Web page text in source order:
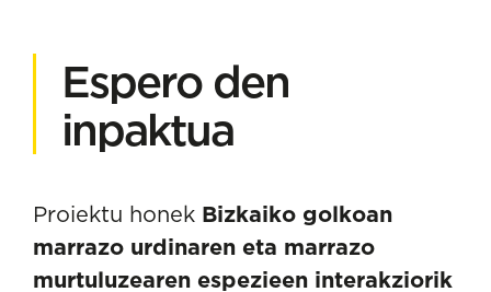
Espero den
inpaktua
Proiektu honek Bizkaiko golkoan
marrazo urdinaren eta marrazo
murtuluzearen espezieen interakziorik